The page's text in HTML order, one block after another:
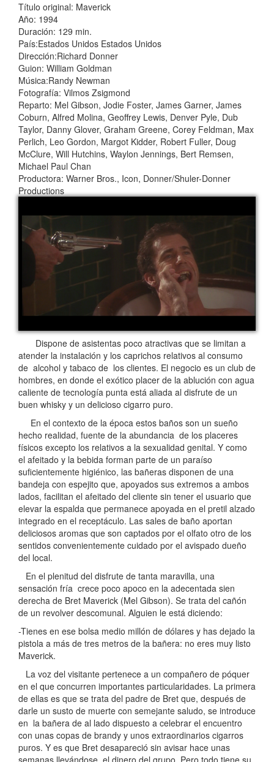
Título original: Maverick
Año: 1994
Duración: 129 min.
País:Estados Unidos Estados Unidos
Dirección:Richard Donner
Guion: William Goldman
Música:Randy Newman
Fotografía: Vilmos Zsigmond
Reparto: Mel Gibson, Jodie Foster, James Garner, James
Coburn, Alfred Molina, Geoffrey Lewis, Denver Pyle, Dub
Taylor, Danny Glover, Graham Greene, Corey Feldman, Max
Perlich, Leo Gordon, Margot Kidder, Robert Fuller, Doug
McClure, Will Hutchins, Waylon Jennings, Bert Remsen,
Michael Paul Chan
Productora: Warner Bros., Icon, Donner/Shuler-Donner
Productions
Dispone de asistentas poco atractivas que se limitan a
atender la instalación y los caprichos relativos al consumo
de alcohol y tabaco de los clientes. El negocio es un club de
hombres, en donde el exótico placer de la ablución con agua
caliente de tecnología punta está aliada al disfrute de un
buen whisky y un delicioso cigarro puro.
En el contexto de la época estos baños son un sueño
hecho realidad, fuente de la abundancia de los placeres
físicos excepto los relativos a la sexualidad genital. Y como
el afeitado y la bebida forman parte de un paraíso
suficientemente higiénico, las bañeras disponen de una
bandeja con espejito que, apoyados sus extremos a ambos
lados, facilitan el afeitado del cliente sin tener el usuario que
elevar la espalda que permanece apoyada en el pretil alzado
integrado en el receptáculo. Las sales de baño aportan
deliciosos aromas que son captados por el olfato otro de los
sentidos convenientemente cuidado por el avispado dueño
del local.
En el plenitud del disfrute de tanta maravilla, una
sensación fría crece poco apoco en la adecentada sien
derecha de Bret Maverick (Mel Gibson). Se trata del cañón
de un revolver descomunal. Alguien le está diciendo:
-Tienes en ese bolsa medio millón de dólares y has dejado la
pistola a más de tres metros de la bañera: no eres muy listo
Maverick.
La voz del visitante pertenece a un compañero de póquer
en el que concurren importantes particularidades. La primera
de ellas es que se trata del padre de Bret que, después de
darle un susto de muerte con semejante saludo, se introduce
en la bañera de al lado dispuesto a celebrar el encuentro
con unas copas de brandy y unos extraordinarios cigarros
puros. Y es que Bret desapareció sin avisar hace unas
semanas llevándose el dinero del grupo. Pero todo tiene su